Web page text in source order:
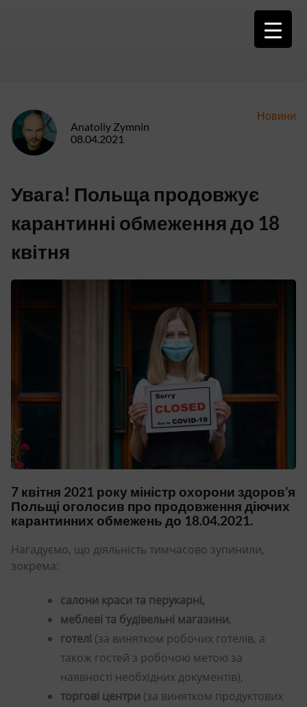
Anatoliy Zymnin
08.04.2021
Новини
Увага! Польща продовжує
карантинні обмеження до 18
квітня
7 квітня 2021 року міністр охорони здоров’я
Польщі оголосив про продовження діючих
карантинних обмежень до 18.04.2021.
Нагадуємо, що діяльність тимчасово зупинили,
зокрема:
салони краси та перукарні,
меблеві та будівельні магазини,
готелі (за винятком робочих готелів, а
також гостей з робочою метою за
наявності необхідних документів),
торгові центри (за винятком продуктових